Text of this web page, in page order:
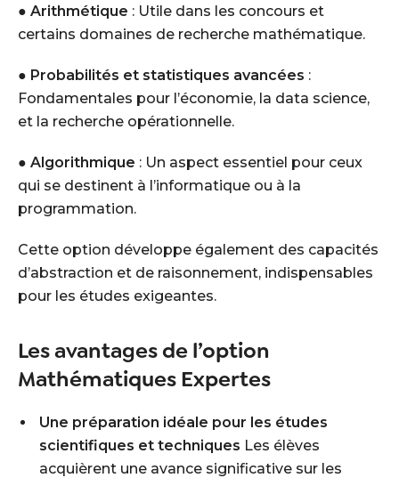
● Arithmétique : Utile dans les concours et
certains domaines de recherche mathématique.
● Probabilités et statistiques avancées :
Fondamentales pour l’économie, la data science,
et la recherche opérationnelle.
● Algorithmique : Un aspect essentiel pour ceux
qui se destinent à l’informatique ou à la
programmation.
Cette option développe également des capacités
d’abstraction et de raisonnement, indispensables
pour les études exigeantes.
Les avantages de l’option
Mathématiques Expertes
Une préparation idéale pour les études
scientifiques et techniques Les élèves
acquièrent une avance significative sur les